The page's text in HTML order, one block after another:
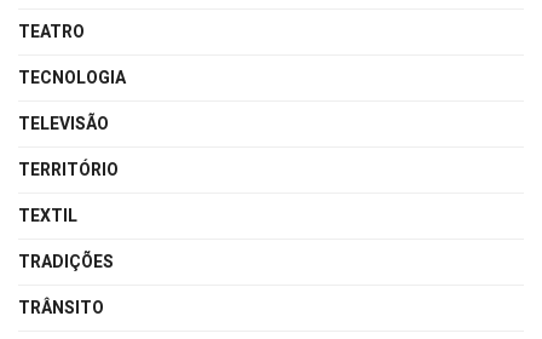
TEATRO
TECNOLOGIA
TELEVISÃO
TERRITÓRIO
TEXTIL
TRADIÇÕES
TRÂNSITO